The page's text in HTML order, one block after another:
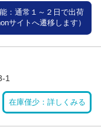
：通常１～２日で出荷
サイトへ遷移します）
1
在庫僅少：詳しくみる